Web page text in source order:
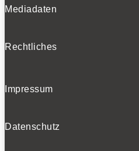
Mediadaten
Rechtliches
Impressum
Datenschutz